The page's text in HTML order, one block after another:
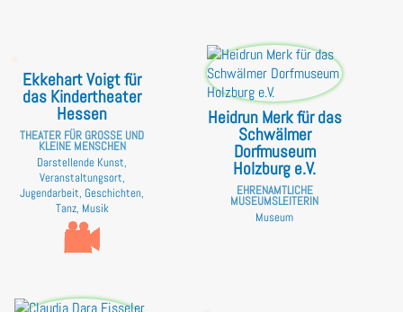
Ekkehart Voigt für
das Kindertheater
Hessen
THEATER FÜR GROSSE UND K
LEINE MENSCHEN
Darstellende Kunst,
Veranstaltungsort,
Jugendarbeit, Geschichten,
Tanz, Musik
Heidrun Merk für das
Schwälmer
Dorfmuseum
Holzburg e.V.
EHRENAMTLICHE
MUSEUMSLEITERIN
Museum